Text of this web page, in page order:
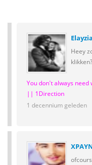
Elayzia
Heey
klikken?
You don't always
|| 1Direction
1 decennium geleden